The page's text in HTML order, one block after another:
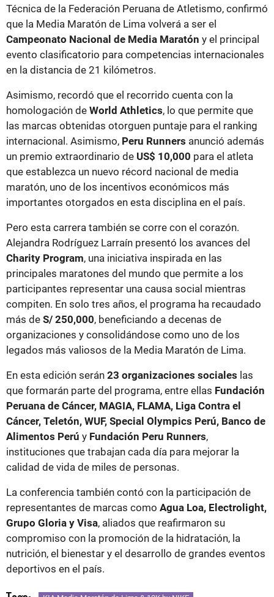
Técnica de la Federación Peruana de Atletismo, confirmó
que la Media Maratón de Lima volverá a ser el
Campeonato Nacional de Media Maratón y el principal
evento clasificatorio para competencias internacionales
en la distancia de 21 kilómetros.
Asimismo, recordó que el recorrido cuenta con la
homologación de World Athletics, lo que permite que
las marcas obtenidas otorguen puntaje para el ranking
internacional. Asimismo, Peru Runners anunció además
un premio extraordinario de US$ 10,000 para el atleta
que establezca un nuevo récord nacional de media
maratón, uno de los incentivos económicos más
importantes otorgados en esta disciplina en el país.
Pero esta carrera también se corre con el corazón.
Alejandra Rodríguez Larraín presentó los avances del
Charity Program, una iniciativa inspirada en las
principales maratones del mundo que permite a los
participantes representar una causa social mientras
compiten. En solo tres años, el programa ha recaudado
más de S/ 250,000, beneficiando a decenas de
organizaciones y consolidándose como uno de los
legados más valiosos de la Media Maratón de Lima.
En esta edición serán 23 organizaciones sociales las
que formarán parte del programa, entre ellas Fundación
Peruana de Cáncer, MAGIA, FLAMA, Liga Contra el
Cáncer, Teletón, WUF, Special Olympics Perú, Banco de
Alimentos Perú y Fundación Peru Runners,
instituciones que trabajan cada día para mejorar la
calidad de vida de miles de personas.
La conferencia también contó con la participación de
representantes de marcas como Agua Loa, Electrolight,
Grupo Gloria y Visa, aliados que reafirmaron su
compromiso con la promoción de la hidratación, la
nutrición, el bienestar y el desarrollo de grandes eventos
deportivos en el país.